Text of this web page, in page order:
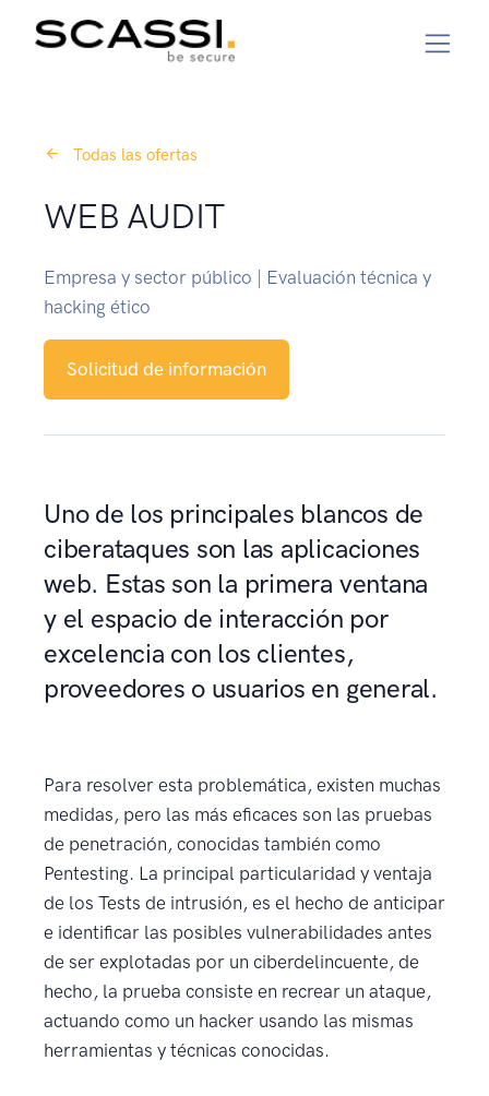
Todas las ofertas
WEB AUDIT
Empresa y sector público | Evaluación técnica y
hacking ético
Solicitud de información
Uno de los principales blancos de
ciberataques son las aplicaciones
web. Estas son la primera ventana
y el espacio de interacción por
excelencia con los clientes,
proveedores o usuarios en general.
Para resolver esta problemática, existen muchas
medidas, pero las más eficaces son las pruebas
de penetración, conocidas también como
Pentesting. La principal particularidad y ventaja
de los Tests de intrusión, es el hecho de anticipar
e identificar las posibles vulnerabilidades antes
de ser explotadas por un ciberdelincuente, de
hecho, la prueba consiste en recrear un ataque,
actuando como un hacker usando las mismas
herramientas y técnicas conocidas.